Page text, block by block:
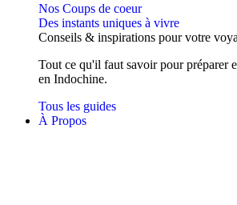
Nos Coups de coeur
Des instants uniques à vivre
Conseils & inspirations pour votre
Tout ce qu'il faut savoir pour préparer
en Indochine.
Tous les guides
À Propos